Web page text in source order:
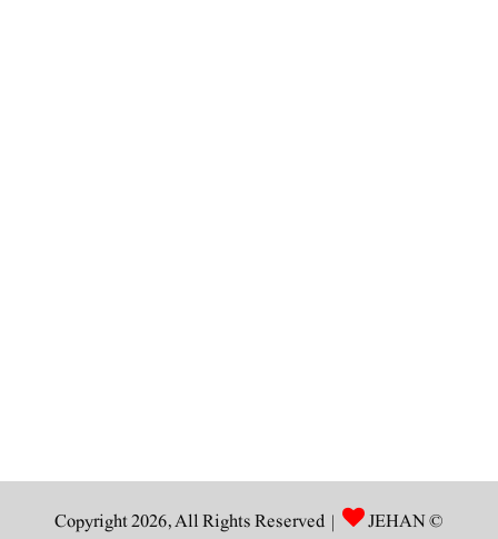
© Copyright 2026, All Rights Reserved |
JEHAN